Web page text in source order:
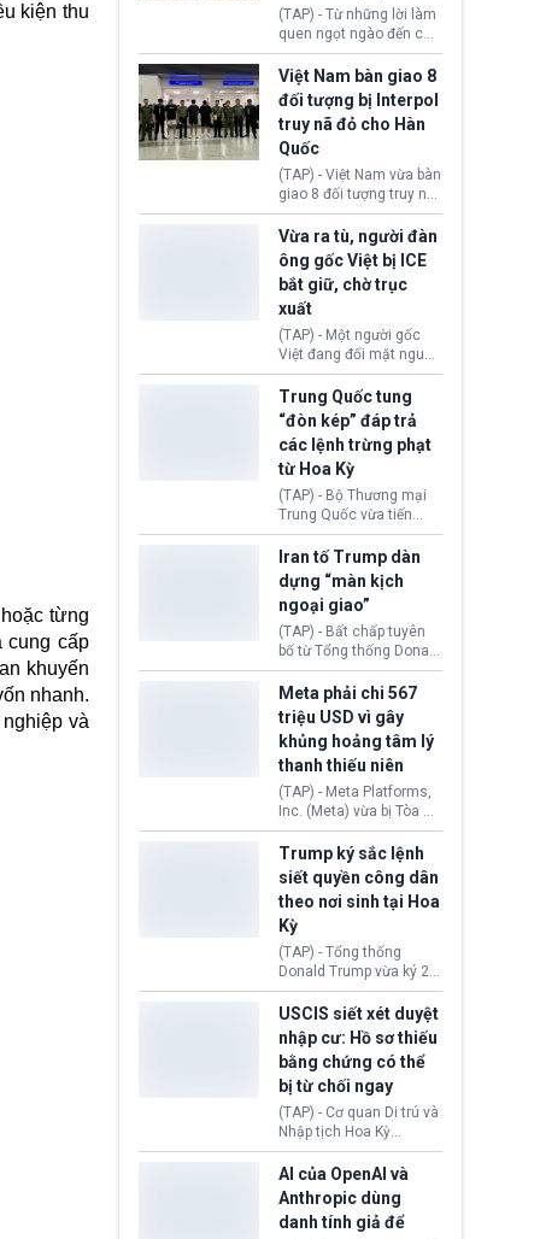
kiện thu
từng
cung cấp
khuyến
nhanh.
và
(TAP) - Từ những lời làm
quen ngọt ngào đến các
“sàn vàng ảo”, bất động
sản trực tuyến cùng
đường dây đánh bạc quy
mô lớn, hai tổ chức tội
phạm xuyên quốc gia đã
dựng lên mạng lưới hoạt
động tại Việt Nam và
Lào, lôi kéo hàng nghìn
người tham gia, luân
chuyển dòng tiền qua
nhiều lớp tài khoản. Sau
hơn 2 tuần phối hợp truy
xét, lực lượng chức năng
hai nước đã bắt giữ 171
Việt Nam bàn giao 8
đối tượng bị Interpol
truy nã đỏ cho Hàn
Quốc
(TAP) - Việt Nam vừa bàn
giao 8 đối tượng truy nã
đỏ Interpol cho lực lượng
chức năng Hàn Quốc.
Nhóm này bị xác định
lừa đảo 619 nạn nhân,
chiếm đoạt hơn 17,7 tỷ
KRW.
Vừa ra tù, người đàn
ông gốc Việt bị ICE
bắt giữ, chờ trục
xuất
(TAP) - Một người gốc
Việt đang đối mặt nguy
cơ bị trục xuất khỏi Hoa
Kỳ sau khi đã chấp hành
xong bản án liên quan
đến tội ác từ hơn 30
năm trước tại California.
Trung Quốc tung
“đòn kép” đáp trả
các lệnh trừng phạt
từ Hoa Kỳ
(TAP) - Bộ Thương mại
Trung Quốc vừa tiến
hành áp đặt lệnh trừng
phạt lên hàng loạt thực
thể và siết chặt kiểm
soát xuất khẩu máy bay
không người lái (UAV)
sang Hoa Kỳ. Động thái
này nhằm đáp trả các
biện pháp hạn chế
thương mại, áp thuế mới
cùng lệnh cấm công
nghệ gần đây từ phía
Washington.
Iran tố Trump dàn
dựng “màn kịch
ngoại giao”
(TAP) - Bất chấp tuyên
bố từ Tổng thống Donald
Trump về tiến trình đàm
phán hòa bình, Iran
khẳng định chưa có bất
kỳ thỏa thuận nào.
Tehran cho rằng, Hoa Kỳ
chỉ đang dàn dựng “màn
kịch ngoại giao” để xoa
dịu căng thẳng.
Meta phải chi 567
triệu USD vì gây
khủng hoảng tâm lý
thanh thiếu niên
(TAP) - Meta Platforms,
Inc. (Meta) vừa bị Tòa án
bang New Mexico yêu
cầu đóng góp 567 triệu
USD vào một quỹ khắc
phục hậu quả. Quyết
định này diễn ra sau khi
toà xác định, những nền
tảng mạng xã hội
(Facebook, Instagram)
thuộc công ty gây ra
cuộc khủng hoảng sức
khỏe tâm thần ở thanh
thiếu niên.
Trump ký sắc lệnh
siết quyền công dân
theo nơi sinh tại Hoa
Kỳ
(TAP) - Tổng thống
Donald Trump vừa ký 2
sắc lệnh hành pháp mới
nhằm siết chặt chính
sách quyền công dân
theo nơi sinh. Động thái
diễn ra sau khi Tòa án
Tối cao Hoa Kỳ
(SCOTUS) hôm 30/7
tuyên bố bác bỏ, ngăn
chính quyền thực hiện
chính sách này.
USCIS siết xét duyệt
nhập cư: Hồ sơ thiếu
bằng chứng có thể
bị từ chối ngay
(TAP) - Cơ quan Di trú và
Nhập tịch Hoa Kỳ
(USCIS) vừa thay đổi quy
trình xét duyệt hồ sơ
nhập cư, trao quyền cho
viên chức từ chối ngay
những đơn không chứng
AI của OpenAI và
Anthropic dùng
danh tính giả để